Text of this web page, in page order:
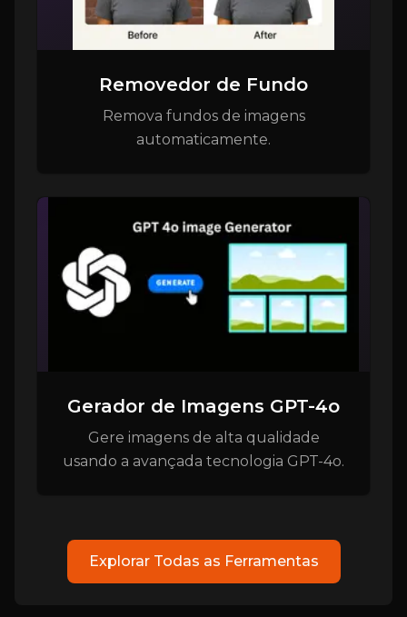
Removedor de Fundo
Remova fundos de imagens
automaticamente.
Gerador de Imagens GPT-4o
Gere imagens de alta qualidade
usando a avançada tecnologia GPT-4o.
Explorar Todas as Ferramentas